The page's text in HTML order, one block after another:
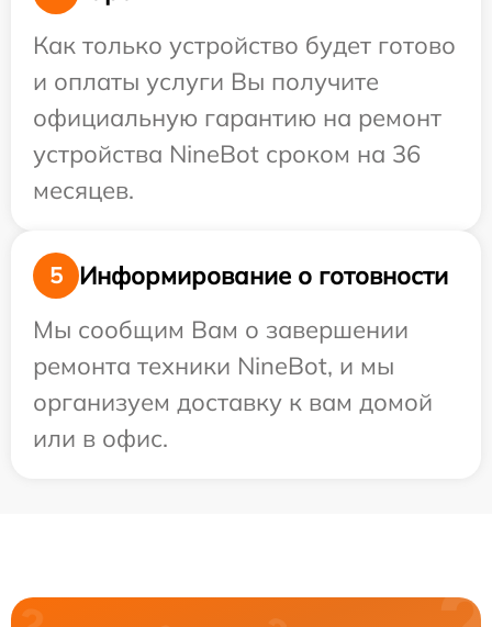
Как только устройство будет готово
и оплаты услуги Вы получите
официальную гарантию на ремонт
устройства NineBot сроком на 36
месяцев.
5
Информирование о готовности
Мы сообщим Вам о завершении
ремонта техники NineBot, и мы
организуем доставку к вам домой
или в офис.